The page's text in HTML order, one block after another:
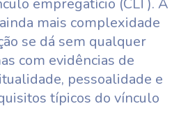
empregatício (CLT). A
mais complexidade
se dá sem qualquer
com evidências de
pessoalidade e
típicos do vínculo